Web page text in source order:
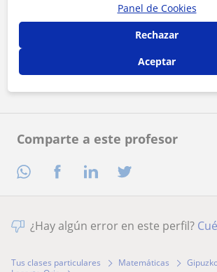
Comparte a este profesor
Al hacer clic, aceptas nuestroaviso legaly de
Contactar ahora
¿Hay algún error en este perfil?
Tus clases particulares Matemáticas
Panel de Cookies
Rechazar
Aceptar